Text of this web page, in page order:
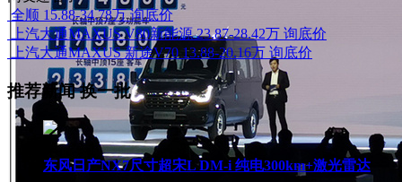
全顺 15.88-34.78万 询底价
上汽大通MAXUS V80新能源 23.87-28.42万 询底价
上汽大通MAXUS 新途V70 13.88-20.16万 询底价
推荐新闻换一批
东风日产NX7尺寸超宋L DM-i 纯电300km+激光雷达